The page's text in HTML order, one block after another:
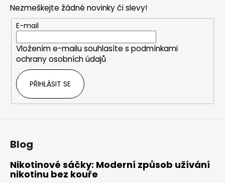
Nezmeškejte žádné novinky či slevy!
E-mail
Vložením e-mailu souhlasíte s podmínkami
ochrany osobních údajů
PŘIHLÁSIT SE
Blog
Nikotinové sáčky: Moderní způsob užívání
nikotinu bez kouře